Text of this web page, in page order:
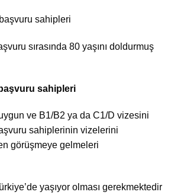
sahipleri
sırasında 80 yaşını doldurmuş
sahipleri
ve B1/B2 ya da C1/D vizesini
sahiplerinin vizelerini
görüşmeye gelmeleri
yaşıyor olması gerekmektedir